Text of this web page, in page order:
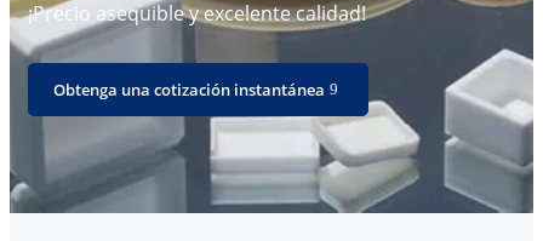
¡Precio asequible y excelente calidad!
Obtenga una cotización instantánea